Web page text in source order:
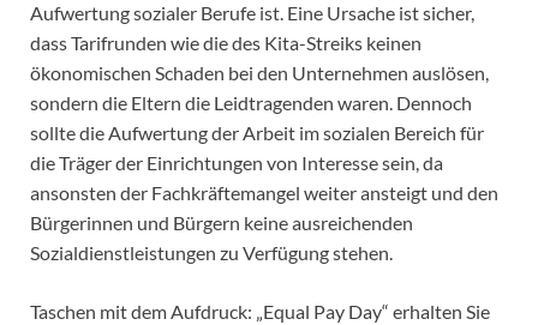
Aufwertung sozialer Berufe ist. Eine Ursache ist sicher,
dass Tarifrunden wie die des Kita-Streiks keinen
ökonomischen Schaden bei den Unternehmen auslösen,
sondern die Eltern die Leidtragenden waren. Dennoch
sollte die Aufwertung der Arbeit im sozialen Bereich für
die Träger der Einrichtungen von Interesse sein, da
ansonsten der Fachkräftemangel weiter ansteigt und den
Bürgerinnen und Bürgern keine ausreichenden
Sozialdienstleistungen zu Verfügung stehen.
Taschen mit dem Aufdruck: „Equal Pay Day“ erhalten Sie